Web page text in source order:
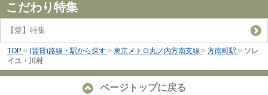
こだわり特集
【愛】特集
TOP > (賃貸)路線・駅から探す > 東京メトロ丸ノ内方南支線 > 方南町駅 > ソレ
イユ・川村
ページトップに戻る